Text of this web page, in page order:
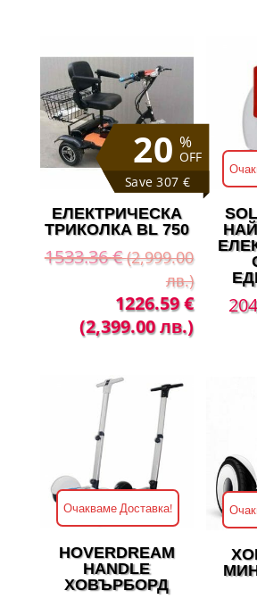
(3,400.00
лв.).
%
OFF
20
Save 307 €
ЕЛЕКТРИЧЕСКА
ТРИКОЛКА BL 750
1533.36€ (2,999.00
лв.)
price
(2,999.00
1226.59€
(2,399.00 лв.)цена
Очакваме Доставка!
HOVERDREAM
HANDLE
ХОВЪРБОРД